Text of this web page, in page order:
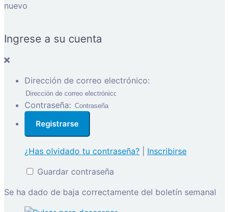
nuevo
Ingrese a su cuenta
Dirección de correo electrónico:
Contraseña:
¿Has olvidado tu contraseña?
Inscribirse
Guardar contraseña
Se ha dado de baja correctamente del boletín semanal